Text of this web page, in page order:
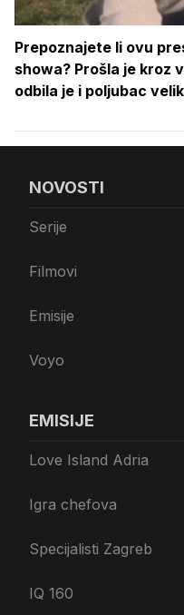
Prepoznajete li ovu
showa? Prošla je kroz
odbila je i poljubac
NOVOSTI
Serije
Filmovi
Emisije
Voyo
EMISIJE
Love Island Adria
Igra chefova
Specijalisti Zagreb
IQ 160